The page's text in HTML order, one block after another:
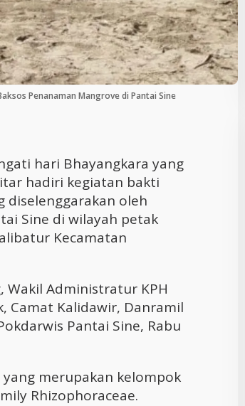
Penanaman Mangrove di Pantai Sine
hari Bhayangkara yang
hadiri kegiatan bakti
diselenggarakan oleh
Sine di wilayah petak
Kecamatan
Wakil Administratur KPH
Camat Kalidawir, Danramil
Pantai Sine, Rabu
merupakan kelompok
Rhizophoraceae.
Cara Efektif Mengelola Waktu untuk
Produktivitas Maksimal